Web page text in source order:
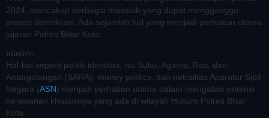
2024, mencakup berbagai masalah yang dapat mengganggu
proses demokrasi. Ada sejumlah hal yang menjadi perhatian utama
jajaran Polres Blitar Kota.
\n\n\n\n
Hal-hal seperti politik identitas, isu Suku, Agama, Ras, dan
Antargolongan (SARA), money politics, dan netralitas Aparatur Sipil
Negara (ASN) menjadi perhatian utama dalam mengatasi potensi
kerawanan khususnya yang ada di wilayah Hukum Polres Blitar
Kota.